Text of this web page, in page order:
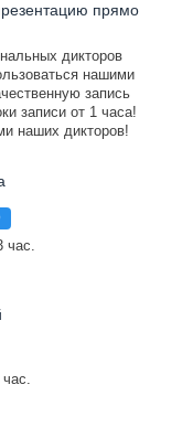
прямо
дикторов
нашими
запись
записи от 1 часа!
наших дикторов!
час.